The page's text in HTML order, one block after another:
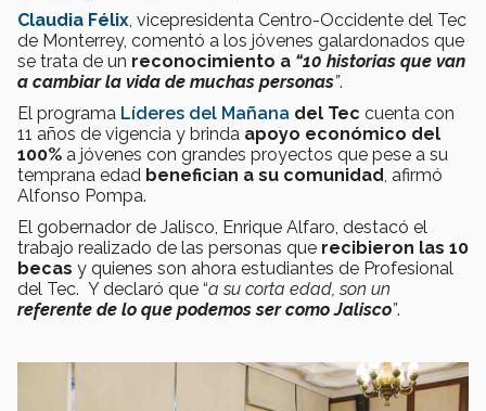
Claudia Félix , vicepresidenta Centro-Occidente del Tec
de Monterrey, comentó a los jóvenes galardonados que
se trata de un reconocimiento a “10 historias que van
a cambiar la vida de muchas personas”.
El programa Líderes del Mañana del Tec cuenta con
11 años de vigencia y brinda apoyo económico del
100% a jóvenes con grandes proyectos que pese a su
temprana edad benefician a su comunidad , afirmó
Alfonso Pompa.
El gobernador de Jalisco, Enrique Alfaro, destacó el
trabajo realizado de las personas que recibieron las 10
becas y quienes son ahora estudiantes de Profesional
del Tec. Y declaró que “a su corta edad, son un
referente de lo que podemos ser como Jalisco”.